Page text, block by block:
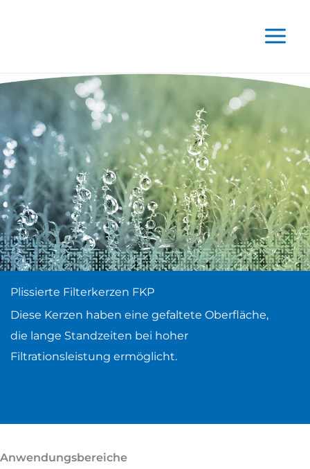
Plissierte Filterkerzen FKP
Diese Kerzen haben eine gefaltete Oberfläche,
die lange Standzeiten bei hoher
Filtrationsleistung ermöglicht.
Anwendungsbereiche